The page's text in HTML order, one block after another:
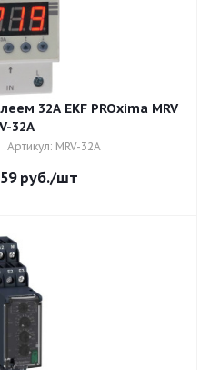
32A EKF PROxima MRV
32A
Артикул: MRV-32A
руб./шт